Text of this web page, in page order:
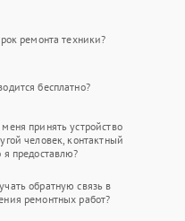
ремонта техники?
бесплатно?
принять устройство
человек, контактный
я предоставлю?
обратную связь в
ремонтных работ?